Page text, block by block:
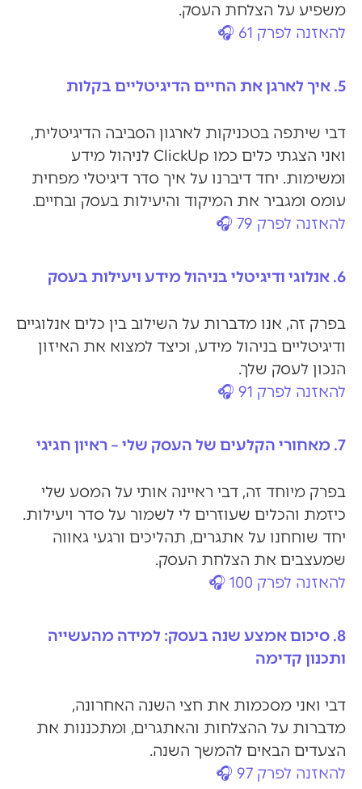
משפיע על הצלחת העסק.
להאזנה לפרק 61 🎧
5. איך לארגן את החיים הדיגיטליים בקלות
דבי שיתפה בטכניקות לארגון הסביבה הדיגיטלית,
ואני הצגתי כלים כמו ClickUp לניהול מידע
ומשימות. יחד דיברנו על איך סדר דיגיטלי מפחית
עומס ומגביר את המיקוד והיעילות בעסק ובחיים.
להאזנה לפרק 79 🎧
6. אנלוגי ודיגיטלי בניהול מידע ויעילות בעסק
בפרק זה, אנו מדברות על השילוב בין כלים אנלוגיים
ודיגיטליים בניהול מידע, וכיצד למצוא את האיזון
הנכון לעסק שלך.
להאזנה לפרק 91 🎧
7. מאחורי הקלעים של העסק שלי – ראיון חגיגי
בפרק מיוחד זה, דבי ראיינה אותי על המסע שלי
כיזמת והכלים שעוזרים לי לשמור על סדר ויעילות.
יחד שוחחנו על אתגרים, תהליכים ורגעי גאווה
שמעצבים את הצלחת העסק.
להאזנה לפרק 100 🎧
8. סיכום אמצע שנה בעסק: למידה מהעשייה
ותכנון קדימה
דבי ואני מסכמות את חצי השנה האחרונה,
מדברות על ההצלחות והאתגרים, ומתכננות את
הצעדים הבאים להמשך השנה.
להאזנה לפרק 97 🎧